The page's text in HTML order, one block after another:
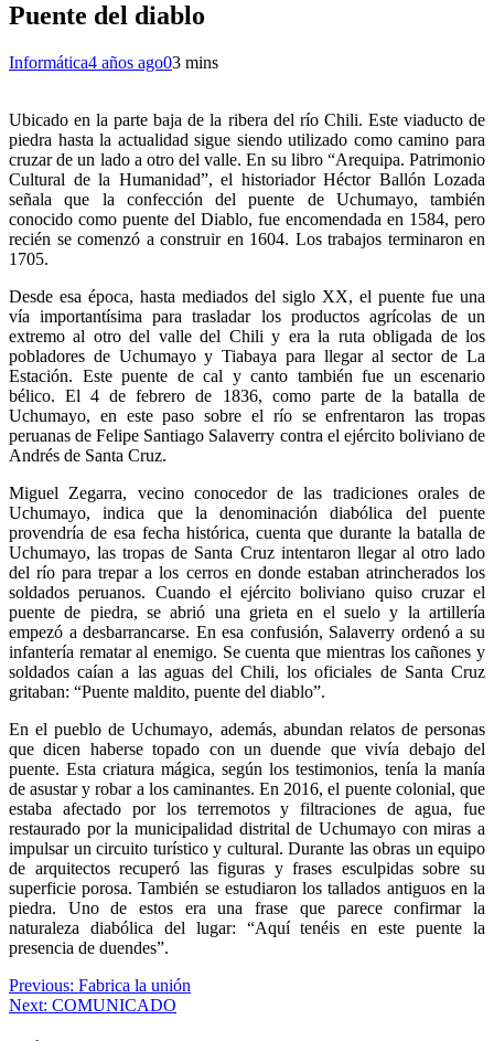
Puente del diablo
Informática4 años ago03 mins
Ubicado en la parte baja de la ribera del río Chili. Este viaducto de
piedra hasta la actualidad sigue siendo utilizado como camino para
cruzar de un lado a otro del valle. En su libro “Arequipa. Patrimonio
Cultural de la Humanidad”, el historiador Héctor Ballón Lozada
señala que la confección del puente de Uchumayo, también
conocido como puente del Diablo, fue encomendada en 1584, pero
recién se comenzó a construir en 1604. Los trabajos terminaron en
1705.
Desde esa época, hasta mediados del siglo XX, el puente fue una
vía importantísima para trasladar los productos agrícolas de un
extremo al otro del valle del Chili y era la ruta obligada de los
pobladores de Uchumayo y Tiabaya para llegar al sector de La
Estación. Este puente de cal y canto también fue un escenario
bélico. El 4 de febrero de 1836, como parte de la batalla de
Uchumayo, en este paso sobre el río se enfrentaron las tropas
peruanas de Felipe Santiago Salaverry contra el ejército boliviano de
Andrés de Santa Cruz.
Miguel Zegarra, vecino conocedor de las tradiciones orales de
Uchumayo, indica que la denominación diabólica del puente
provendría de esa fecha histórica, cuenta que durante la batalla de
Uchumayo, las tropas de Santa Cruz intentaron llegar al otro lado
del río para trepar a los cerros en donde estaban atrincherados los
soldados peruanos. Cuando el ejército boliviano quiso cruzar el
puente de piedra, se abrió una grieta en el suelo y la artillería
empezó a desbarrancarse. En esa confusión, Salaverry ordenó a su
infantería rematar al enemigo. Se cuenta que mientras los cañones y
soldados caían a las aguas del Chili, los oficiales de Santa Cruz
gritaban: “Puente maldito, puente del diablo”.
En el pueblo de Uchumayo, además, abundan relatos de personas
que dicen haberse topado con un duende que vivía debajo del
puente. Esta criatura mágica, según los testimonios, tenía la manía
de asustar y robar a los caminantes. En 2016, el puente colonial, que
estaba afectado por los terremotos y filtraciones de agua, fue
restaurado por la municipalidad distrital de Uchumayo con miras a
impulsar un circuito turístico y cultural. Durante las obras un equipo
de arquitectos recuperó las figuras y frases esculpidas sobre su
superficie porosa. También se estudiaron los tallados antiguos en la
piedra. Uno de estos era una frase que parece confirmar la
naturaleza diabólica del lugar: “Aquí tenéis en este puente la
presencia de duendes”.
Navegación
de
Previous: Fabrica la unión
Next: COMUNICADO